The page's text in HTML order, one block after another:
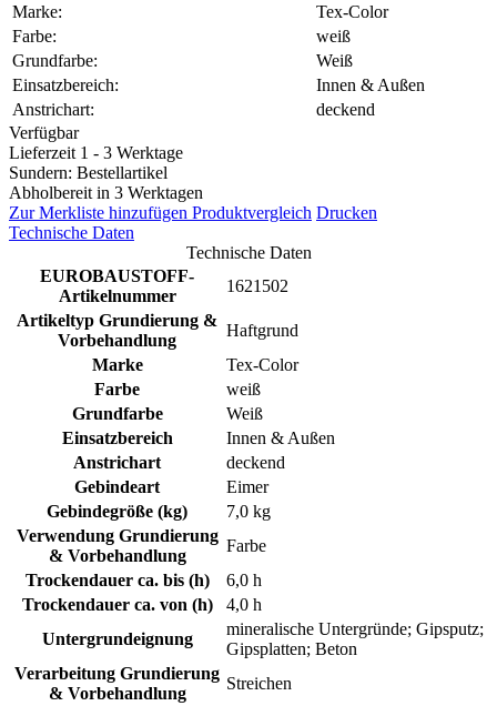
Marke:
Tex-Color
Farbe:
weiß
Grundfarbe:
Weiß
Einsatzbereich:
Innen & Außen
Anstrichart:
deckend
Verfügbar
Lieferzeit 1 - 3 Werktage
Sundern: Bestellartikel
Abholbereit in 3 Werktagen
Zur Merkliste hinzufügen Produktvergleich Drucken
Technische Daten
Technische Daten
EUROBAUSTOFF-
Artikelnummer
1621502
Artikeltyp Grundierung &
Vorbehandlung
Haftgrund
Marke
Tex-Color
Farbe
weiß
Grundfarbe
Weiß
Einsatzbereich
Innen & Außen
Anstrichart
deckend
Gebindeart
Eimer
Gebindegröße (kg)
7,0 kg
Verwendung Grundierung
& Vorbehandlung
Farbe
Trockendauer ca. bis (h)
6,0 h
Trockendauer ca. von (h)
4,0 h
Untergrundeignung
mineralische Untergründe; Gipsputz;
Gipsplatten; Beton
Verarbeitung Grundierung
& Vorbehandlung
Streichen